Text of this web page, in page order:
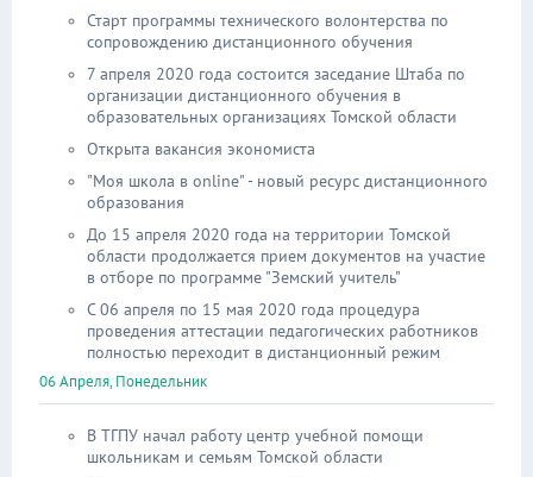
Старт программы технического волонтерства по
сопровождению дистанционного обучения
7 апреля 2020 года состоится заседание Штаба по
организации дистанционного обучения в
образовательных организациях Томской области
Открыта вакансия экономиста
"Моя школа в online" - новый ресурс дистанционного
образования
До 15 апреля 2020 года на территории Томской
области продолжается прием документов на участие
в отборе по программе "Земский учитель"
С 06 апреля по 15 мая 2020 года процедура
проведения аттестации педагогических работников
полностью переходит в дистанционный режим
06 Апреля, Понедельник
В ТГПУ начал работу центр учебной помощи
школьникам и семьям Томской области